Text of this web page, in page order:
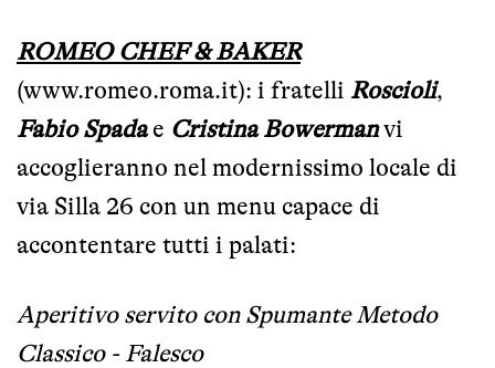
ROMEO CHEF & BAKER
(www.romeo.roma.it): i fratelli Roscioli,
Fabio Spadae Cristina Bowermanvi
accoglieranno nel modernissimo locale di
via Silla 26 con un menu capace di
accontentare tutti i palati:
Aperitivo servito con Spumante Metodo
Classico - Falesco